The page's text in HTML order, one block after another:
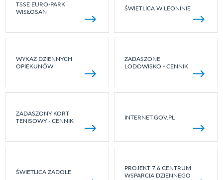
TSSE EURO-PARK
WISŁOSAN
ŚWIETLICA W LEONINIE
WYKAZ DZIENNYCH
OPIEKUNÓW
ZADASZONE
LODOWISKO - CENNIK
ZADASZONY KORT
TENISOWY - CENNIK
INTERNET.GOV.PL
ŚWIETLICA ZADOLE
PROJEKT 7.6 CENTRUM
WSPARCIA DZIENNEGO